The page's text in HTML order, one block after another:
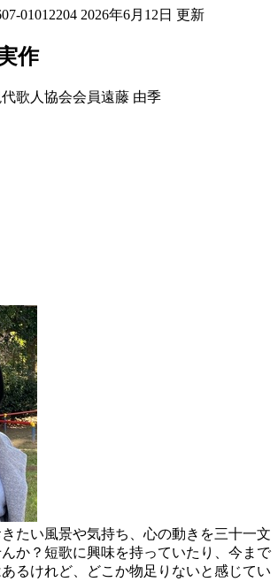
01012204 2026年6月12日 更新
作
歌人協会会員遠藤 由季
たい風景や気持ち、心の動きを三十一文
か？短歌に興味を持っていたり、今まで
るけれど、どこか物足りないと感じてい